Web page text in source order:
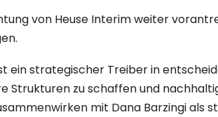
von Heuse Interim weiter
strategischer Treiber in
Strukturen zu schaffen und
mit Dana Barzingi als